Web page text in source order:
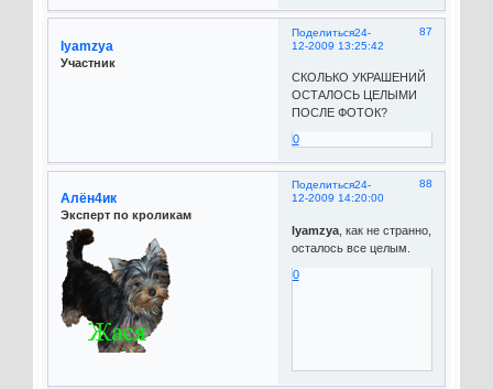
Поделиться 87
24-
12-2009 13:25:42
lyamzya
Участник
СКОЛЬКО УКРАШЕНИЙ
ОСТАЛОСЬ ЦЕЛЫМИ
ПОСЛЕ ФОТОК?
0
Поделиться 88
24-
12-2009 14:20:00
Алён4ик
Эксперт по кроликам
lyamzya, как не странно,
осталось все целым.
0